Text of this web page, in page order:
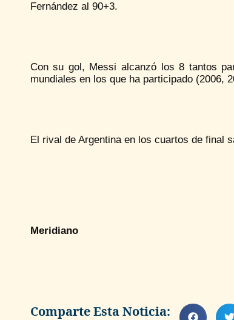
Fernández al 90+3.
Con su gol, Messi alcanzó los 8 tantos
mundiales en los que ha participado (2006,
El rival de Argentina en los cuartos de final
Meridiano
Comparte Esta Noticia: